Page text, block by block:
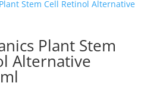
är:
Plant Stem
Alternative